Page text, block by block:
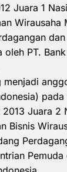
Juara 1
Wirausaha
oleh PT.
menjadi
pada
Juara 2
Bisnis
Pemuda